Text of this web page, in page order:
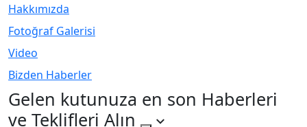
Hakkımızda
Fotoğraf Galerisi
Video
Bizden Haberler
Gelen kutunuza en son Haberleri
ve Teklifleri Alın